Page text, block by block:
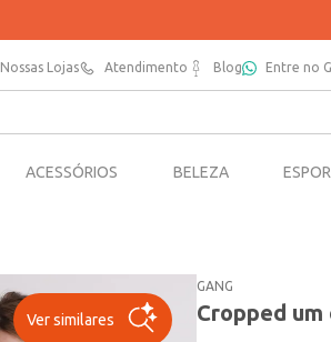
Nossas Lojas Atendimento Blog Entre no
ACESSÓRIOS BELEZA
Ver similares
GANG
Cropped um